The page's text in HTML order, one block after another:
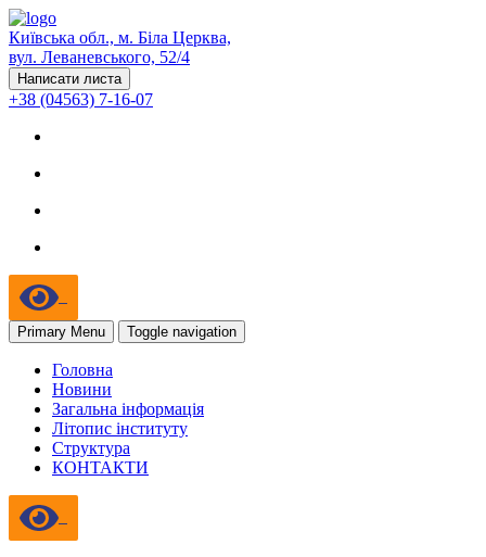
Київська обл., м. Біла Церква,
вул. Леваневського, 52/4
Написати листа
+38 (04563) 7-16-07
Primary Menu Toggle navigation
Головна
Новини
Загальна інформація
Літопис інституту
Структура
КОНТАКТИ